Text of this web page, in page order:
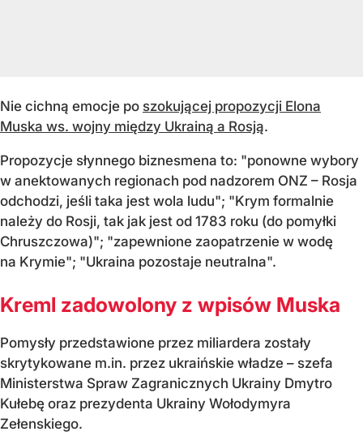
Nie cichną emocje po szokującej propozycji Elona
Muska ws. wojny między Ukrainą a Rosją.
Propozycje słynnego biznesmena to: "ponowne wybory
w anektowanych regionach pod nadzorem ONZ – Rosja
odchodzi, jeśli taka jest wola ludu"; "Krym formalnie
należy do Rosji, tak jak jest od 1783 roku (do pomyłki
Chruszczowa)"; "zapewnione zaopatrzenie w wodę
na Krymie"; "Ukraina pozostaje neutralna".
Kreml zadowolony z wpisów Muska
Pomysły przedstawione przez miliardera zostały
skrytykowane m.in. przez ukraińskie władze – szefa
Ministerstwa Spraw Zagranicznych Ukrainy Dmytro
Kułebę oraz prezydenta Ukrainy Wołodymyra
Zełenskiego.